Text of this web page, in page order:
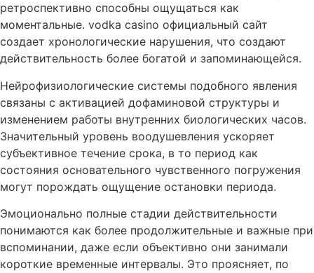
ретроспективно способны ощущаться как
моментальные. vodka casino официальный сайт
создает хронологические нарушения, что создают
действительность более богатой и запоминающейся.
Нейрофизиологические системы подобного явления
связаны с активацией дофаминовой структуры и
изменением работы внутренних биологических часов.
Значительный уровень воодушевления ускоряет
субъективное течение срока, в то период как
состояния основательного чувственного погружения
могут порождать ощущение остановки периода.
Эмоционально полные стадии действительности
понимаются как более продолжительные и важные при
вспоминании, даже если объективно они занимали
короткие временные интервалы. Это проясняет, по